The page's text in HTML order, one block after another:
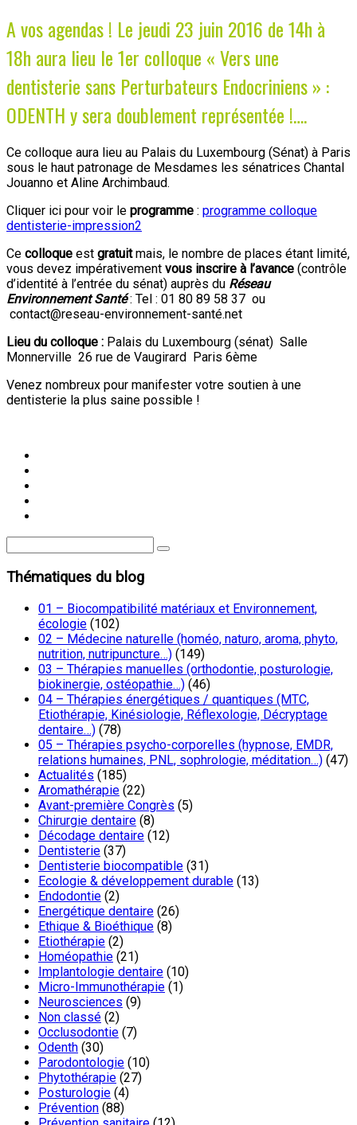
A vos agendas ! Le jeudi 23 juin 2016 de 14h à
18h aura lieu le 1er colloque « Vers une
dentisterie sans Perturbateurs Endocriniens » :
ODENTH y sera doublement représentée !….
Ce colloque aura lieu au Palais du Luxembourg (Sénat) à Paris
sous le haut patronage de Mesdames les sénatrices Chantal
Jouanno et Aline Archimbaud.
Cliquer ici pour voir le programme : programme colloque
dentisterie-impression2
Ce colloque est gratuitmais, le nombre de places étant limité,
vous devez impérativement vous inscrire à l’avance (contrôle
d’identité à l’entrée du sénat) auprès du Réseau
Environnement Santé: Tel : 01 80 89 58 37 ou
contact@reseau-environnement-santé.net
Lieu du colloque : Palais du Luxembourg (sénat) Salle
Monnerville 26 rue de Vaugirard Paris 6ème
Venez nombreux pour manifester votre soutien à une
dentisterie la plus saine possible !
Thématiques du blog
01 – Biocompatibilité matériaux et Environnement,
écologie (102)
02 – Médecine naturelle (homéo, naturo, aroma, phyto,
nutrition, nutripuncture…) (149)
03 – Thérapies manuelles (orthodontie, posturologie,
biokinergie, ostéopathie…) (46)
04 – Thérapies énergétiques / quantiques (MTC,
Etiothérapie, Kinésiologie, Réflexologie, Décryptage
dentaire…) (78)
05 – Thérapies psycho-corporelles (hypnose, EMDR,
relations humaines, PNL, sophrologie, méditation…) (47)
Actualités (185)
Aromathérapie (22)
Avant-première Congrès (5)
Chirurgie dentaire (8)
Décodage dentaire (12)
Dentisterie (37)
Dentisterie biocompatible (31)
Ecologie & développement durable (13)
Endodontie (2)
Energétique dentaire (26)
Ethique & Bioéthique (8)
Etiothérapie (2)
Homéopathie (21)
Implantologie dentaire (10)
Micro-Immunothérapie (1)
Neurosciences (9)
Non classé (2)
Occlusodontie (7)
Odenth (30)
Parodontologie (10)
Phytothérapie (27)
Posturologie (4)
Prévention (88)